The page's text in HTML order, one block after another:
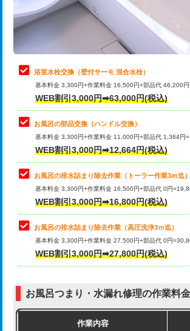
止水・漏水調査・防水処理・清掃・修
理・調整・分解・加工など（軽作業）
止水・漏水調査・防水処理・清掃・修
理・調整・分解・加工など（中作業）
止水・漏水調査・防水処理・清掃・修
理・調整・分解・加工など（重作業）
トイレタンク脱着
トイレ便器脱着
タンクレストイレ脱着
小便器トイレ脱着
その他部品の脱着
交換・取付（タンク）
交換・取付（普通便座）
交換・取付（温水洗浄便座）
浴室水栓交換（壁付サーモ 混合水栓）
基本料金 3,300円+作業料金 16,500円+部品代 46,200
WEB割引3,000円➡63,000円(税込)
お風呂の部品交換（ハンドル交換）
基本料金 3,300円+作業料金 11,000円+部品代 1,364円
WEB割引3,000円➡12,664円(税込)
お風呂の排水詰まり除去作業（トーラー作業3ｍ迄）
基本料金 3,300円+作業料金 16,500円+部品代 0円
WEB割引3,000円➡16,800円(税込)
お風呂の排水詰まり除去作業（高圧洗浄3ｍ迄）
基本料金 3,300円+作業料金 27,500円+部品代 0円
WEB割引3,000円➡27,800円(税込)
お風呂つまり・水漏れ修理の作業料
作業内容